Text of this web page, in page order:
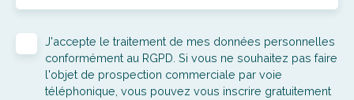
J'accepte le traitement de mes données personnelles
conformément au RGPD. Si vous ne souhaitez pas faire
l'objet de prospection commerciale par voie
téléphonique, vous pouvez vous inscrire gratuitement